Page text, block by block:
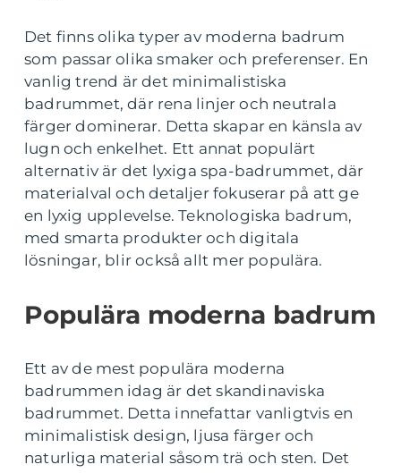
Det finns olika typer av moderna badrum
som passar olika smaker och preferenser. En
vanlig trend är det minimalistiska
badrummet, där rena linjer och neutrala
färger dominerar. Detta skapar en känsla av
lugn och enkelhet. Ett annat populärt
alternativ är det lyxiga spa-badrummet, där
materialval och detaljer fokuserar på att ge
en lyxig upplevelse. Teknologiska badrum,
med smarta produkter och digitala
lösningar, blir också allt mer populära.
Populära moderna badrum
Ett av de mest populära moderna
badrummen idag är det skandinaviska
badrummet. Detta innefattar vanligtvis en
minimalistisk design, ljusa färger och
naturliga material såsom trä och sten. Det